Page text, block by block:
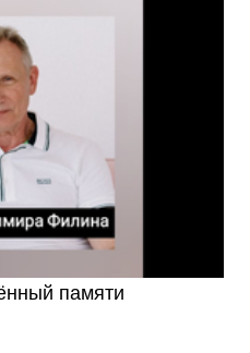
памяти